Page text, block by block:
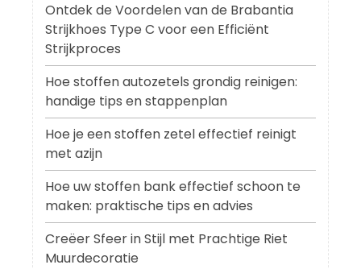
Ontdek de Voordelen van de Brabantia
Strijkhoes Type C voor een Efficiënt
Strijkproces
Hoe stoffen autozetels grondig reinigen:
handige tips en stappenplan
Hoe je een stoffen zetel effectief reinigt
met azijn
Hoe uw stoffen bank effectief schoon te
maken: praktische tips en advies
Creëer Sfeer in Stijl met Prachtige Riet
Muurdecoratie